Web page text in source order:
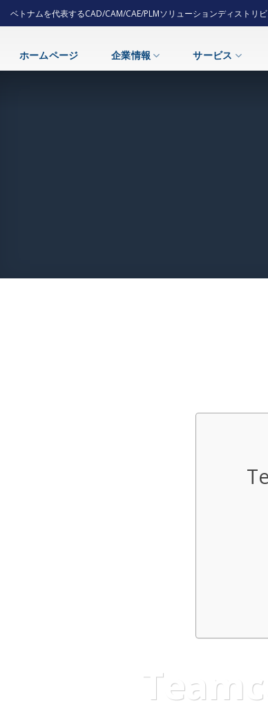
Skip
to
ベトナムを代表するCAD/CAM/CAE/PLMソリューションディストリ
ホームページ 企業情報 サービス